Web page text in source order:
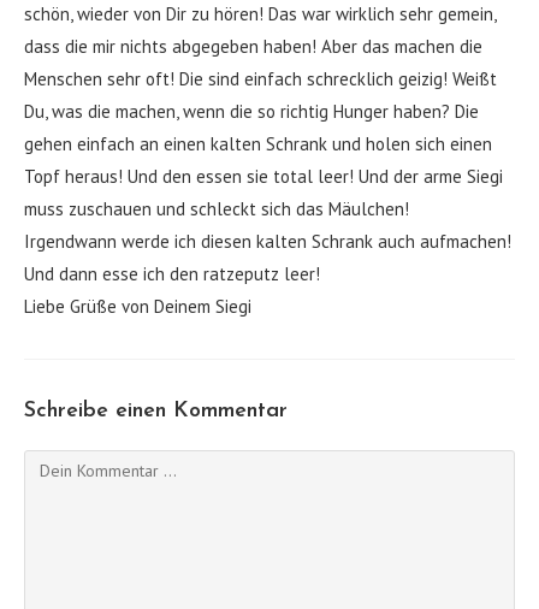
schön, wieder von Dir zu hören! Das war wirklich sehr gemein,
dass die mir nichts abgegeben haben! Aber das machen die
Menschen sehr oft! Die sind einfach schrecklich geizig! Weißt
Du, was die machen, wenn die so richtig Hunger haben? Die
gehen einfach an einen kalten Schrank und holen sich einen
Topf heraus! Und den essen sie total leer! Und der arme Siegi
muss zuschauen und schleckt sich das Mäulchen!
Irgendwann werde ich diesen kalten Schrank auch aufmachen!
Und dann esse ich den ratzeputz leer!
Liebe Grüße von Deinem Siegi
Schreibe einen Kommentar
Kommentieren